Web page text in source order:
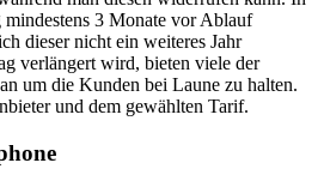
mindestens 3 Monate vor Ablauf
dieser nicht ein weiteres Jahr
verlängert wird, bieten viele der
um die Kunden bei Laune zu halten.
und dem gewählten Tarif.